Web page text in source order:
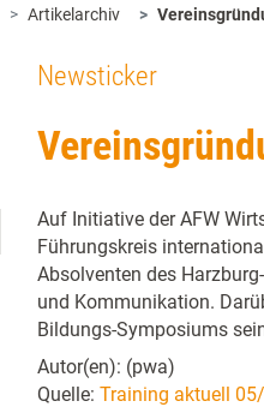
Artikelarchiv
Newsticker
Auf Initiative der AFW
Führungskreis
Absolventen des
und Kommunikation.
Bildungs-Symposiums
Autor(en): (pwa)
Quelle: Training aktuell